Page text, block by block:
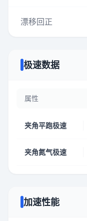
漂移回正
极速数据
属性
夹角平跑极速
夹角氮气极速
加速性能